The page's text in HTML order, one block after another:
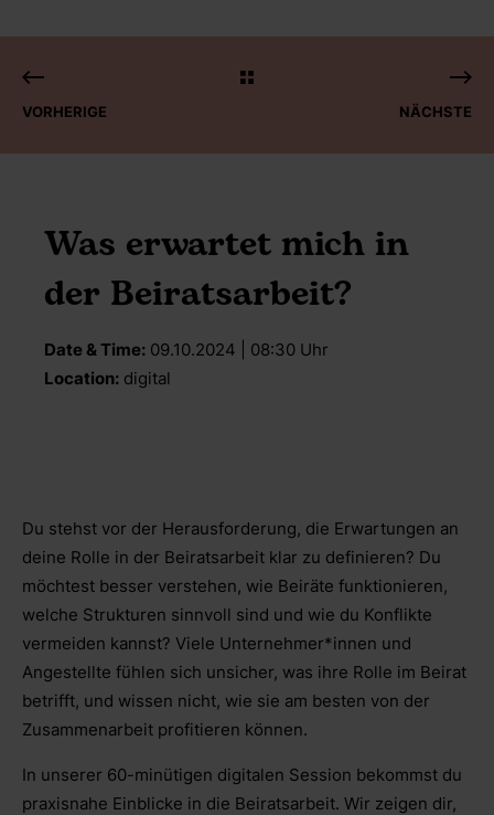
VORHERIGE NÄCHSTE
Was erwartet mich in
der Beiratsarbeit?
Date & Time: 09.10.2024 | 08:30 Uhr
Location: digital
Du stehst vor der Herausforderung, die Erwartungen an
deine Rolle in der Beiratsarbeit klar zu definieren? Du
möchtest besser verstehen, wie Beiräte funktionieren,
welche Strukturen sinnvoll sind und wie du Konflikte
vermeiden kannst? Viele Unternehmer*innen und
Angestellte fühlen sich unsicher, was ihre Rolle im Beirat
betrifft, und wissen nicht, wie sie am besten von der
Zusammenarbeit profitieren können.
In unserer 60-minütigen digitalen Session bekommst du
praxisnahe Einblicke in die Beiratsarbeit. Wir zeigen dir,